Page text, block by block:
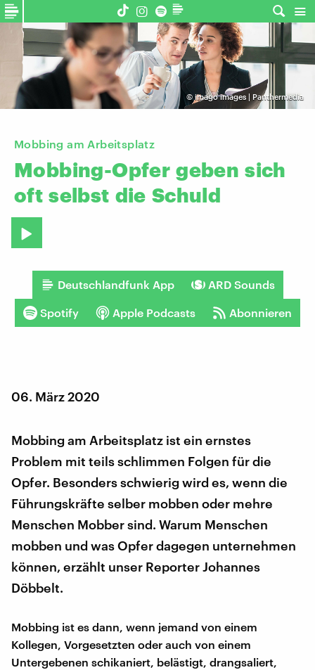
©imago images | Panthermedia
Mobbing am Arbeitsplatz
Mobbing-Opfer geben sich
oft selbst die Schuld
Deutschlandfunk App ARD Sounds
Spotify Apple Podcasts Abonnieren
06. März 2020
Mobbing am Arbeitsplatz ist ein ernstes
Problem mit teils schlimmen Folgen für die
Opfer. Besonders schwierig wird es, wenn die
Führungskräfte selber mobben oder mehre
Menschen Mobber sind. Warum Menschen
mobben und was Opfer dagegen unternehmen
können, erzählt unser Reporter Johannes
Döbbelt.
Mobbing ist es dann, wenn jemand von einem
Kollegen, Vorgesetzten oder auch von einem
Untergebenen schikaniert, belästigt, drangsaliert,